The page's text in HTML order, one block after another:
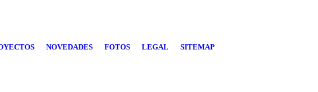
NOVEDADES FOTOS LEGAL SITEMAP